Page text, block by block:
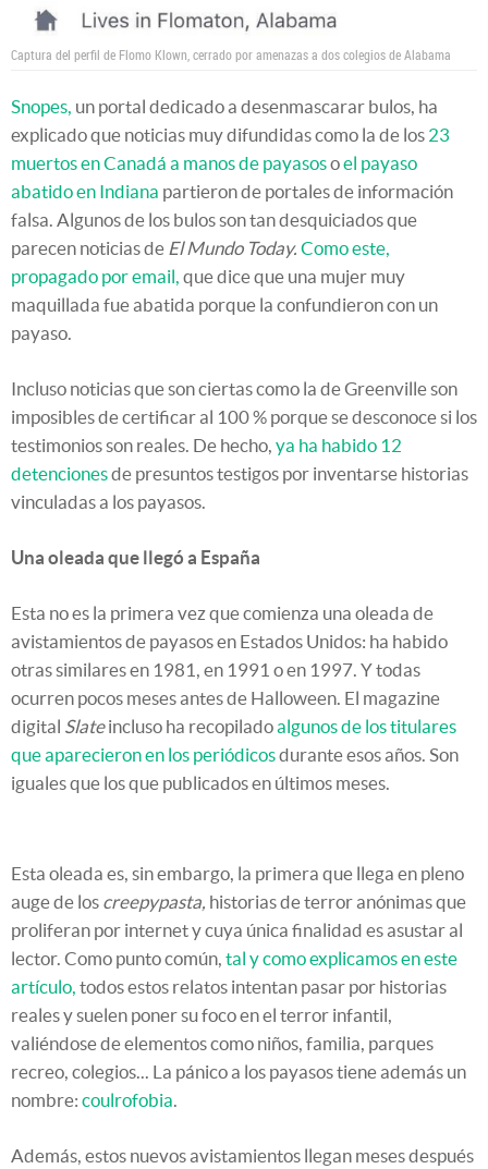
Captura del perfil de Flomo Klown, cerrado por amenazas a dos colegios de Alabama
Snopes, un portal dedicado a desenmascarar bulos, ha
explicado que noticias muy difundidas como la de los 23
muertos en Canadá a manos de payasosoel payaso
abatido en Indiana partieron de portales de información
falsa. Algunos de los bulos son tan desquiciados que
parecen noticias de El Mundo Today. Como este,
propagado por email, que dice que una mujer muy
maquillada fue abatida porque la confundieron con un
payaso.
Incluso noticias que son ciertas como la de Greenville son
imposibles de certificar al 100 % porque se desconoce si los
testimonios son reales. De hecho, ya ha habido 12
detencionesde presuntos testigos por inventarse historias
vinculadas a los payasos.
Una oleada que llegó a España
Esta no es la primera vez que comienza una oleada de
avistamientos de payasos en Estados Unidos: ha habido
otras similares en 1981, en 1991 o en 1997. Y todas
ocurren pocos meses antes de Halloween. El magazine
digital Slateincluso ha recopiladoalgunos de los titulares
que aparecieron en los periódicosdurante esos años. Son
iguales que los que publicados en últimos meses.
Esta oleada es, sin embargo, la primera que llega en pleno
auge de los creepypasta, historias de terror anónimas que
proliferan por internet y cuya única finalidad es asustar al
lector. Como punto común, tal y como explicamos en este
artículo, todos estos relatos intentan pasar por historias
reales y suelen poner su foco en el terror infantil,
valiéndose de elementos como niños, familia, parques
recreo, colegios... La pánico a los payasos tiene además un
nombre: coulrofobia
Además, estos nuevos avistamientos llegan meses después